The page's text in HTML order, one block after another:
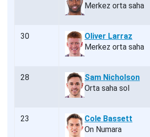
Merkez orta saha
30
Oliver Larraz
Merkez orta saha
28
Sam Nicholson
Orta saha sol
23
Cole Bassett
On Numara